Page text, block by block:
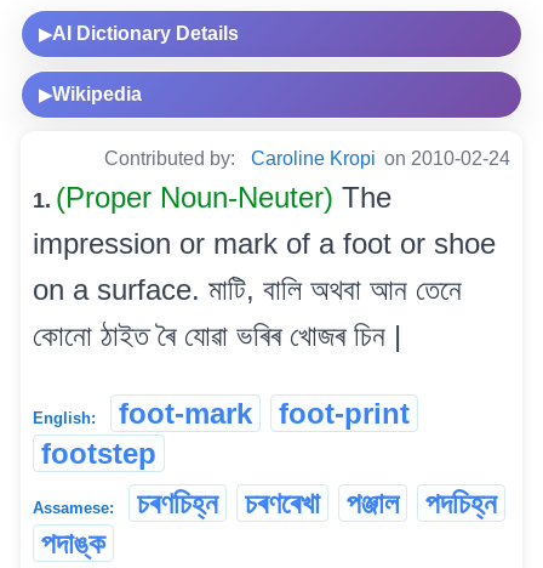
▶AI Dictionary Details
▶Wikipedia
Contributed by: Caroline Kropi on 2010-02-24
1. (Proper Noun-Neuter) The
impression or mark of a foot or shoe
on a surface. মাটি, বালি অথবা আন তেনে
কোনো ঠাইত ৰৈ যোৱা ভৰিৰ খোজৰ চিন |
English: foot-mark
foot-print
footstep
Assamese: চৰণচিহ্ন চৰণৰেখা পঞ্জাল
পদচিহ্ন
পদাঙ্ক